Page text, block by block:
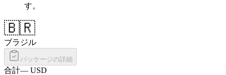
す。
🇧🇷
ブラジル
パッケージの詳細
合計— USD